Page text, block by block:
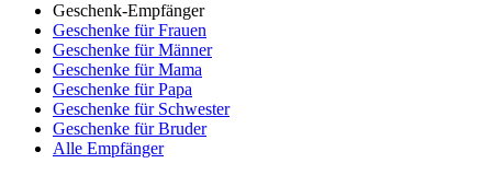
Geschenk-Empfänger
Geschenke für Frauen
Geschenke für Männer
Geschenke für Mama
Geschenke für Papa
Geschenke für Schwester
Geschenke für Bruder
Alle Empfänger